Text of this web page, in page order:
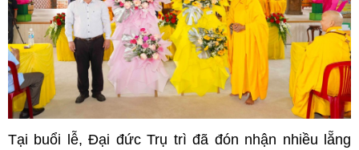
Tại buổi lễ, Đại đức Trụ trì đã đón nhận nhiều lẵng